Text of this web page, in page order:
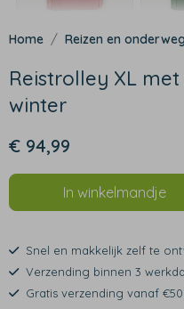
Reizen en onderweg
Reistrolley XL
winter
€ 94,99
In winkelmandje
Snel en makkelijk zelf te
Verzending binnen 3
Gratis verzending vanaf €50